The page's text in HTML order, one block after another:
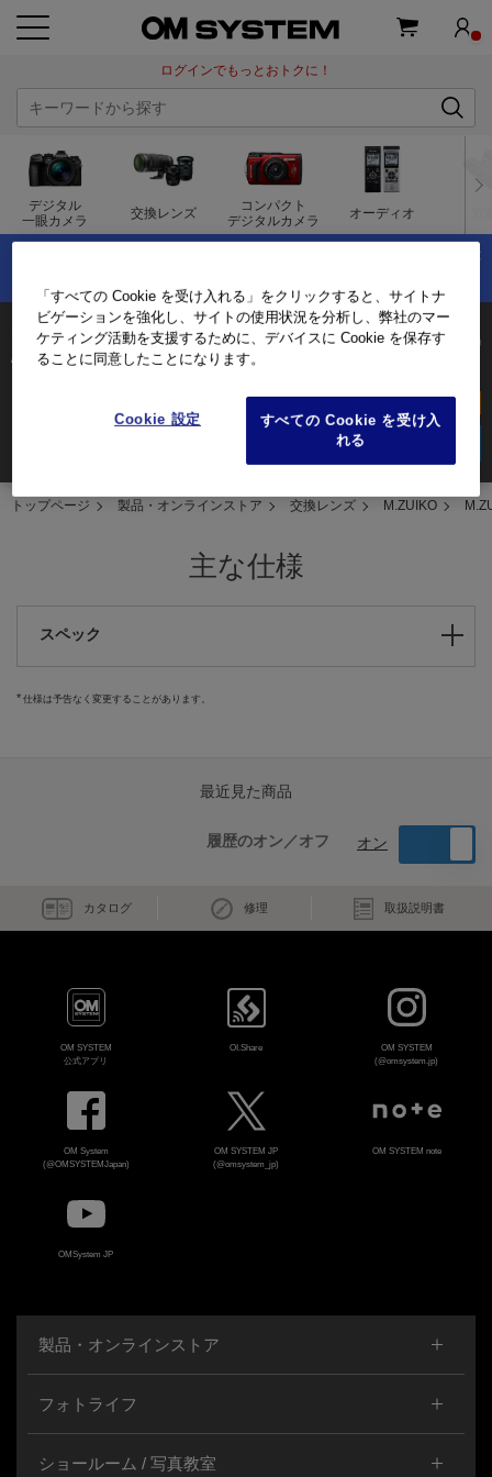
ログインでもっとおトクに！
デジタル
一眼カメラ
交換レンズ
コンパクト
デジタルカメラ
オーディオ
×
M.ZUIKO DIGITAL ED 40-150mm F4.0-5.6 R
/80-300mm相当（35mm判換算）
オンラインストア限定 3年保証付き
41,800
トップページ 製品・オンラインストア 交換レンズ M.ZUIKO
主な仕様
スペック
仕様は予告なく変更することがあります。
最近見た商品
履歴のオン／オフ オン
カタログ 修理 取扱説明書
OM SYSTEM
公式アプリ
OI.Share
OM SYSTEM
(@omsystem.jp)
OM System
(@OMSYSTEMJapan)
OM SYSTEM JP
(@omsystem_jp)
OM SYSTEM note
OMSystem JP
製品・オンラインストア
フォトライフ
ショールーム / 写真教室
「すべての Cookie を受け入れる」をクリックすると、サイトナ
ビゲーションを強化し、サイトの使用状況を分析し、弊社のマー
ケティング活動を支援するために、デバイスに Cookie を保存す
ることに同意したことになります。
Cookie 設定
すべての Cookie を受け入
れる